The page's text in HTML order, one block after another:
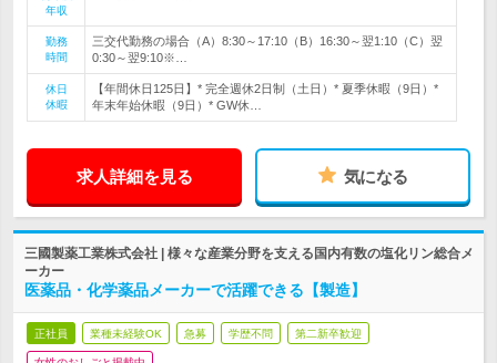
年収
勤務
時間
三交代勤務の場合（A）8:30～17:10（B）16:30～翌1:10（C）翌
0:30～翌9:10※…
休日
休暇
【年間休日125日】* 完全週休2日制（土日）* 夏季休暇（9日）*
年末年始休暇（9日）* GW休…
求人詳細を見る 気になる
三國製薬工業株式会社 | 様々な産業分野を支える国内有数の塩化リン総合メ
ーカー
医薬品・化学薬品メーカーで活躍できる【製造】
正社員 業種未経験OK 急募 学歴不問 第二新卒歓迎